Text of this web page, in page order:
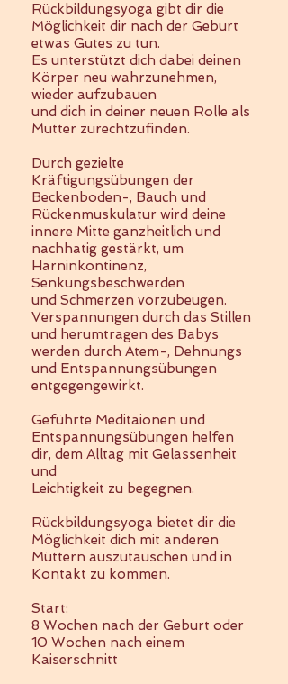
Rückbildungsyoga gibt dir die
Möglichkeit dir nach der Geburt
etwas Gutes zu tun.
Es unterstützt dich dabei deinen
Körper neu wahrzunehmen,
wieder aufzubauen
und dich in deiner neuen Rolle als
Mutter zurechtzufinden.
Durch gezielte
Kräftigungsübungen der
Beckenboden-, Bauch und
Rückenmuskulatur wird deine
innere Mitte ganzheitlich und
nachhatig gestärkt, um
Harninkontinenz,
Senkungsbeschwerden
und Schmerzen vorzubeugen.
Verspannungen durch das Stillen
und herumtragen des Babys
werden durch Atem-, Dehnungs
und Entspannungsübungen
entgegengewirkt.
Geführte Meditaionen und
Entspannungsübungen helfen
dir, dem Alltag mit Gelassenheit
und
Leichtigkeit zu begegnen.
Rückbildungsyoga bietet dir die
Möglichkeit dich mit anderen
Müttern auszutauschen und in
Kontakt zu kommen.
Start:
8 Wochen nach der Geburt oder
10 Wochen nach einem
Kaiserschnitt